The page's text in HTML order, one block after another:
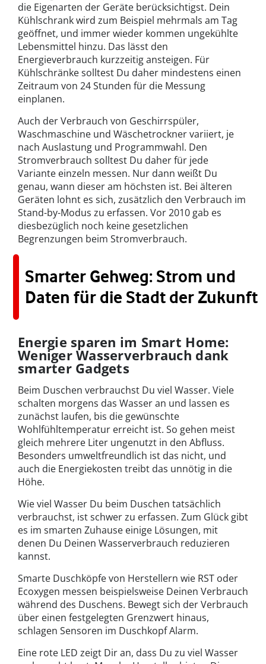
die Eigenarten der Geräte berücksichtigst. Dein
Kühlschrank wird zum Beispiel mehrmals am Tag
geöffnet, und immer wieder kommen ungekühlte
Lebensmittel hinzu. Das lässt den
Energieverbrauch kurzzeitig ansteigen. Für
Kühlschränke solltest Du daher mindestens einen
Zeitraum von 24 Stunden für die Messung
einplanen.
Auch der Verbrauch von Geschirrspüler,
Waschmaschine und Wäschetrockner variiert, je
nach Auslastung und Programmwahl. Den
Stromverbrauch solltest Du daher für jede
Variante einzeln messen. Nur dann weißt Du
genau, wann dieser am höchsten ist. Bei älteren
Geräten lohnt es sich, zusätzlich den Verbrauch im
Stand-by-Modus zu erfassen. Vor 2010 gab es
diesbezüglich noch keine gesetzlichen
Begrenzungen beim Stromverbrauch.
Smarter Gehweg: Strom und
Daten für die Stadt der Zukunft
Energie sparen im Smart Home:
Weniger Wasserverbrauch dank
smarter Gadgets
Beim Duschen verbrauchst Du viel Wasser. Viele
schalten morgens das Wasser an und lassen es
zunächst laufen, bis die gewünschte
Wohlfühltemperatur erreicht ist. So gehen meist
gleich mehrere Liter ungenutzt in den Abfluss.
Besonders umweltfreundlich ist das nicht, und
auch die Energiekosten treibt das unnötig in die
Höhe.
Wie viel Wasser Du beim Duschen tatsächlich
verbrauchst, ist schwer zu erfassen. Zum Glück gibt
es im smarten Zuhause einige Lösungen, mit
denen Du Deinen Wasserverbrauch reduzieren
kannst.
Smarte Duschköpfe von Herstellern wie RST oder
Ecoxygen messen beispielsweise Deinen Verbrauch
während des Duschens. Bewegt sich der Verbrauch
über einen festgelegten Grenzwert hinaus,
schlagen Sensoren im Duschkopf Alarm.
Eine rote LED zeigt Dir an, dass Du zu viel Wasser